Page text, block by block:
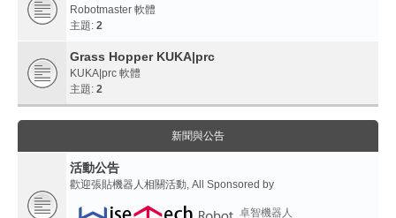
Robotmaster 軟體
主題: 2
Grass Hopper KUKA|prc
KUKA|prc 軟體
主題: 2
新聞與公告
活動公告
歡迎張貼機器人相關活動, All Sponsored by
卓智機器人